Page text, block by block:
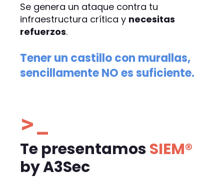
Se genera un ataque contra tu
infraestructura crítica y necesitas
refuerzos.
Tener un castillo con murallas,
sencillamente NO es suficiente.
>_
Te presentamosSIEM®
by A3Sec